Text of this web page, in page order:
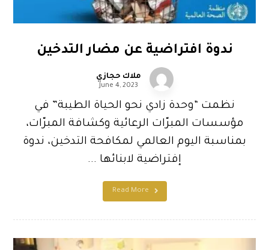
ندوة افتراضية عن مضار التدخين
ملاك حجازي
June 4, 2023
نظمت “وحدة زادي نحو الحياة الطيبة” في
مؤسسات المبرّات الرعائية وكشافة المبرّات،
بمناسبة اليوم العالمي لمكافحة التدخين، ندوة
إفتراضية لابنائها ...
Read More